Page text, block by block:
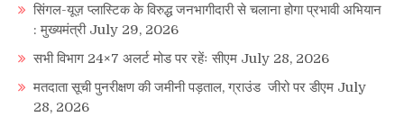
सिंगल-यूज़ प्लास्टिक के विरुद्ध जनभागीदारी से चलाना होगा प्रभावी अभियान
: मुख्यमंत्री July 29, 2026
सभी विभाग 24×7 अलर्ट मोड पर रहेंः सीएम July 28, 2026
मतदाता सूची पुनरीक्षण की जमीनी पड़ताल, ग्राउंड जीरो पर डीएम July
28, 2026